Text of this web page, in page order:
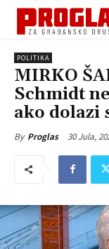
POLITIKA
MIRKO
Schmidt
ako dolazi
By Proglas 30 Jula,